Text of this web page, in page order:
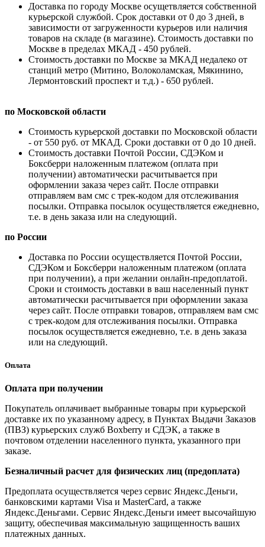
Доставка по городу Москве осущетвляется собственной
курьерской службой. Срок доставки от 0 до 3 дней, в
зависимости от загруженности курьеров или наличия
товаров на складе (в магазине). Стоимость доставки по
Москве в пределах МКАД - 450 рублей.
Стоимость доставки по Москве за МКАД недалеко от
станций метро (Митино, Волоколамская, Мякинино,
Лермонтовский проспект и т.д.) - 650 рублей.
по Московской области
Стоимость курьерской доставки по Московской области
- от 550 руб. от МКАД. Сроки доставки от 0 до 10 дней.
Стоимость доставки Почтой России, СДЭКом и
Боксберри наложенным платежом (оплата при
получении) автоматически расчитывается при
оформлении заказа через сайт. После отправки
отправляем вам смс с трек-кодом для отслеживания
посылки. Отправка посылок осуществляется ежедневно,
т.е. в день заказа или на следующий.
по России
Доставка по России осуществляется Почтой России,
СДЭКом и Боксберри наложенным платежом (оплата
при получении), а при желании онлайн-предоплатой.
Сроки и стоимость доставки в ваш населенный пункт
автоматически расчитывается при оформлении заказа
через сайт. После отправки товаров, отправляем вам смс
с трек-кодом для отслеживания посылки. Отправка
посылок осуществляется ежедневно, т.е. в день заказа
или на следующий.
Оплата
Оплата при получении
Покупатель оплачивает выбранные товары при курьерской
доставке их по указанному адресу, в Пунктах Выдачи Заказов
(ПВЗ) курьерских служб Boxberry и СДЭК, а также в
почтовом отделении населенного пункта, указанного при
заказе.
Безналичный расчет для физических лиц (предоплата)
Предоплата осуществляется через сервис Яндекс.Деньги,
банковскими картами Visa и MasterCard, а также
Яндекс.Деньгами. Сервис Яндекс.Деньги имеет высочайшую
защиту, обеспечивая максимальную защищенность ваших
платежных данных.